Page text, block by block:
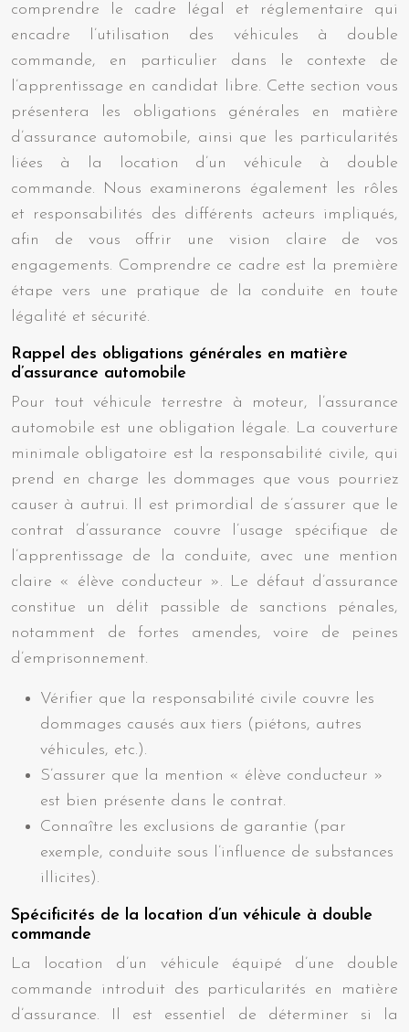
comprendre le cadre légal et réglementaire qui
encadre l’utilisation des véhicules à double
commande, en particulier dans le contexte de
l’apprentissage en candidat libre. Cette section vous
présentera les obligations générales en matière
d’assurance automobile, ainsi que les particularités
liées à la location d’un véhicule à double
commande. Nous examinerons également les rôles
et responsabilités des différents acteurs impliqués,
afin de vous offrir une vision claire de vos
engagements. Comprendre ce cadre est la première
étape vers une pratique de la conduite en toute
légalité et sécurité.
Rappel des obligations générales en matière
d’assurance automobile
Pour tout véhicule terrestre à moteur, l’assurance
automobile est une obligation légale. La couverture
minimale obligatoire est la responsabilité civile, qui
prend en charge les dommages que vous pourriez
causer à autrui. Il est primordial de s’assurer que le
contrat d’assurance couvre l’usage spécifique de
l’apprentissage de la conduite, avec une mention
claire « élève conducteur ». Le défaut d’assurance
constitue un délit passible de sanctions pénales,
notamment de fortes amendes, voire de peines
d’emprisonnement.
Vérifier que la responsabilité civile couvre les
dommages causés aux tiers (piétons, autres
véhicules, etc.).
S’assurer que la mention « élève conducteur »
est bien présente dans le contrat.
Connaître les exclusions de garantie (par
exemple, conduite sous l’influence de substances
illicites).
Spécificités de la location d’un véhicule à double
commande
La location d’un véhicule équipé d’une double
commande introduit des particularités en matière
d’assurance. Il est essentiel de déterminer si la